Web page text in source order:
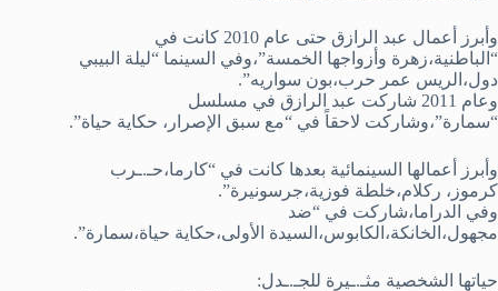
وأبرز أعمال عبد الرازق حتى عام 2010 كانت في
“الباطنية،زهرة وأزواجها الخمسة”،وفي السينما “ليلة البيبي
دول،الريس عمر حرب،بون سواريه”.
وعام 2011 شاركت عبد الرازق في مسلسل
“سمارة”،وشاركت لاحقاً في “مع سبق الإصرار، حكاية حياة”.
وأبرز أعمالها السينمائية بعدها كانت في “كارما،حـ.ـرب
كرموز، ركلام،خلطة فوزية،جرسونيرة”.
وفي الدراما،شاركت في “ضد
مجهول،الخانكة،الكابوس،السيدة الأولى،حكاية حياة،سمارة”.
حياتها الشخصية مثـ.ـيرة للجـ.ـدل: